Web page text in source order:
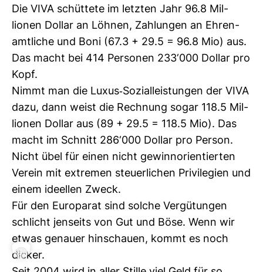
Die VIVA schüt­tete im letzten Jahr 96.8 Mil­
lionen Dollar an Löhnen, Zah­lungen an Ehren­
amt­liche und Boni (67.3 + 29.5 = 96.8 Mio) aus.
Das macht bei 414 Per­sonen 233‘000 Dollar pro
Kopf.
Nimmt man die Luxus-​Sozi­al­leis­tungen der VIVA
dazu, dann weist die Rech­nung sogar 118.5 Mil­
lionen Dollar aus (89 + 29.5 = 118.5 Mio). Das
macht im Schnitt 286‘000 Dollar pro Person.
Nicht übel für einen nicht gewinn­ori­en­tierten
Verein mit extremen steu­er­li­chen Pri­vi­le­gien und
einem ideellen Zweck.
Für den Euro­parat sind solche Ver­gü­tungen
schlicht jen­seits von Gut und Böse. Wenn wir
etwas genauer hin­schauen, kommt es noch
dicker.